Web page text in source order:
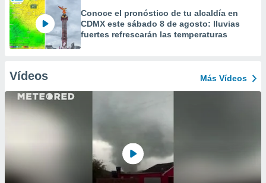
Conoce el pronóstico de tu alcaldía en
CDMX este sábado 8 de agosto: lluvias
fuertes refrescarán las temperaturas
Vídeos Más Vídeos